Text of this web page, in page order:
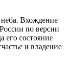
Вхождение
по версии
его состояние
и владение